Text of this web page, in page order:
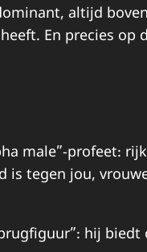
altijd
En precies op
male”-profeet:
is tegen jou,
hij